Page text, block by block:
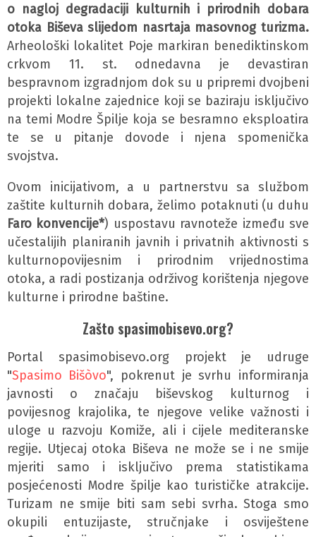
o nagloj degradaciji kulturnih i prirodnih dobara
otoka Biševa slijedom nasrtaja masovnog turizma.
Arheološki lokalitet Poje markiran benediktinskom
crkvom 11. st. odnedavna je devastiran
bespravnom izgradnjom dok su u pripremi dvojbeni
projekti lokalne zajednice koji se baziraju isključivo
na temi Modre Špilje koja se besramno eksploatira
te se u pitanje dovode i njena spomenička
svojstva.
Ovom inicijativom, a u partnerstvu sa službom
zaštite kulturnih dobara, želimo potaknuti (u duhu
Faro konvencije*) uspostavu ravnoteže između sve
učestalijih planiranih javnih i privatnih aktivnosti s
kulturnopovijesnim i prirodnim vrijednostima
otoka, a radi postizanja održivog korištenja njegove
kulturne i prirodne baštine.
Zašto spasimobisevo.org?
Portal spasimobisevo.org projekt je udruge
"Spasimo Bišòvo", pokrenut je svrhu informiranja
javnosti o značaju biševskog kulturnog i
povijesnog krajolika, te njegove velike važnosti i
uloge u razvoju Komiže, ali i cijele mediteranske
regije. Utjecaj otoka Biševa ne može se i ne smije
mjeriti samo i isključivo prema statistikama
posjećenosti Modre špilje kao turističke atrakcije.
Turizam ne smije biti sam sebi svrha. Stoga smo
okupili entuzijaste, stručnjake i osviještene